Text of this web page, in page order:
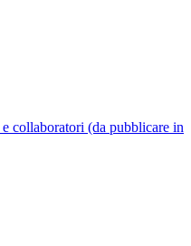
collaboratori (da pubblicare in